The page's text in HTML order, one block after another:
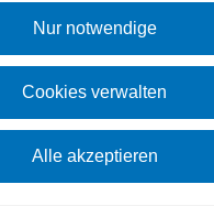
Rundfahrt
Leicht 4:00 h 703 m
min
Max. 2 Umstiege
Reisezeit
Vollbild
Nur notwendige
Cookies verwalten
Alle akzeptieren